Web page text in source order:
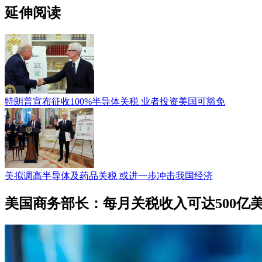
延伸阅读
特朗普宣布征收100%半导体关税 业者投资美国可豁免
美拟调高半导体及药品关税 或进一步冲击我国经济
美国商务部长：每月关税收入可达500亿